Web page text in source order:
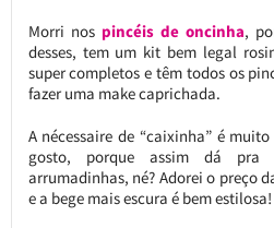
Morri nos pincéis de oncinha,
desses, tem um kit bem legal
super completos e têm todos os
fazer uma make caprichada.
A nécessaire de “caixinha” é
gosto, porque assim dá pra
arrumadinhas, né? Adorei o preço
e a bege mais escura é bem estilosa!